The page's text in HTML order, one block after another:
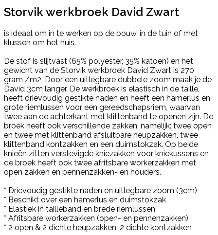
Storvik werkbroek David Zwart
is ideaal om in te werken op de bouw, in de tuin of met
klussen om het huis.
De stof is slijtvast (65% polyester, 35% katoen) en het
gewicht van de Storvik werkbroek David Zwart is 270
gram /m2. Door een uitlegbare dubbele zoom maak je de
David 3cm langer. De werkbroek is elastisch in de taille,
heeft drievoudig gestikte naden en heeft een hamerlus en
grote riemlussen voor een gereedschapsriem, waarvan
twee aan de achterkant met klittenband te openen zijn. De
broek heeft ook verschillende zakken, namelijk: twee open
en twee met klittenband afsluitbare heupzakken, twee
klittenband kontzakken en een duimstokzak. Op beide
knieën zitten verstevigde kniezakken voor kniekussens en
de broek heeft ook twee afritsbare workerzakken met
open zakken en pennenzakken- en houders.
* Drievoudig gestikte naden en uitlegbare zoom (3cm)
* Beschikt over een hamerlus en duimstokzak
* Elastiek in tailleband en brede riemlussen
* Afritsbare workerzakken (open- en pennenzakken)
* 2 open & 2 dichte heupzakken, 2 dichte kontzakken